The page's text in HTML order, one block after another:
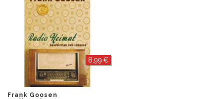
8,99 €
Frank Goosen